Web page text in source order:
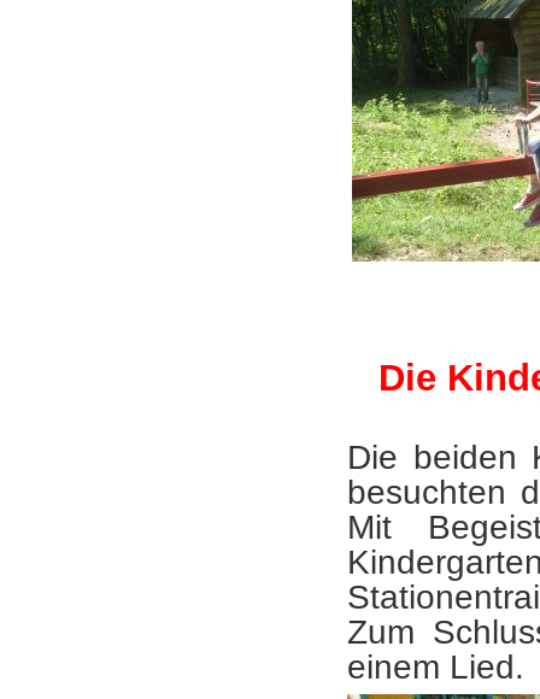
Die
Die beiden
besuchten
Mit
Zum
einem Lied.